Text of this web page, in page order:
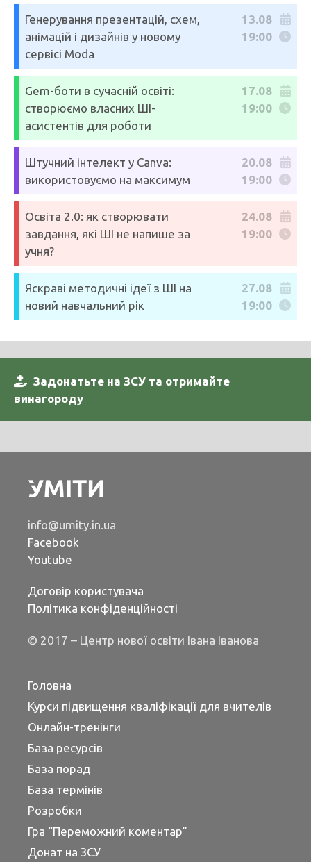
Генерування презентацій, схем,
анімацій і дизайнів у новому
сервісі Moda
13.08
19:00
Gem-боти в сучасній освіті:
створюємо власних ШІ-
асистентів для роботи
17.08
19:00
Штучний інтелект у Canva:
використовуємо на максимум
20.08
19:00
Освіта 2.0: як створювати
завдання, які ШІ не напише за
учня?
24.08
19:00
Яскраві методичні ідеї з ШІ на
новий навчальний рік
27.08
19:00
Задонатьте на ЗСУ та отримайте
винагороду
info@umity.in.ua
Facebook
Youtube
Договір користувача
Політика конфіденційності
© 2017 – Центр нової освіти Івана Іванова
Головна
Курси підвищення кваліфікації для вчителів
Онлайн-тренінги
База ресурсів
База порад
База термінів
Розробки
Гра “Переможний коментар”
Донат на ЗСУ